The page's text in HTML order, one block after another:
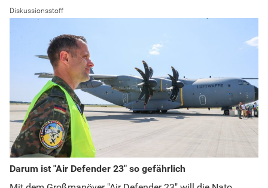
Diskussionsstoff
Darum ist "Air Defender 23" so gefährlich